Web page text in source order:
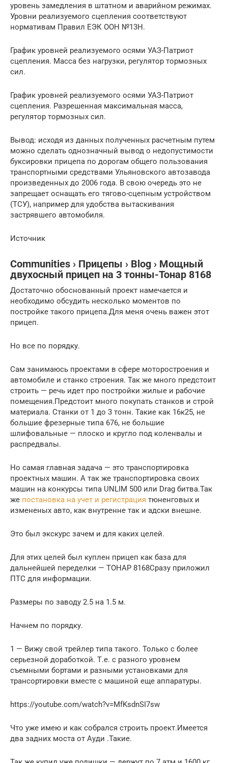
уровень замедления в штатном и аварийном режимах.
Уровни реализуемого сцепления соответствуют
нормативам Правил ЕЭК ООН №13Н.
График уровней реализуемого осями УАЗ-Патриот
сцепления. Масса без нагрузки, регулятор тормозных
сил.
График уровней реализуемого осями УАЗ-Патриот
сцепления. Разрешенная максимальная масса,
регулятор тормозных сил.
Вывод: исходя из данных полученных расчетным путем
можно сделать однозначный вывод о недопустимости
буксировки прицепа по дорогам общего пользования
транспортными средствами Ульяновского автозавода
произведенных до 2006 года. В свою очередь это не
запрещает оснащать его тягово-сцепным устройством
(ТСУ), например для удобства вытаскивания
застрявшего автомобиля.
Источник
Communities › Прицепы › Blog › Мощный
двухосный прицеп на 3 тонны-Тонар 8168
Достаточно обоснованный проект намечается и
необходимо обсудить несколько моментов по
постройке такого прицепа.Для меня очень важен этот
прицеп.
Но все по порядку.
Сам занимаюсь проектами в сфере моторостроения и
автомобиле и станко строения. Так же много предстоит
строить — речь идет про постройки жилые и рабочие
помещения.Предстоит много покупать станков и строй
материала. Станки от 1 до 3 тонн. Такие как 16к25, не
большие фрезерные типа 676, не большие
шлифовальные — плоско и кругло под коленвалы и
распредвалы.
Но самая главная задача — это транспортировка
проектных машин. А так же транспортировка своих
машин на конкурсы типа UNLIM 500 или Drag битва.Так
же постановка на учет и регистрация тюненговых и
измененых авто, как внутренне так и адски внешне.
Это был экскурс зачем и для каких целей.
Для этих целей был куплен прицеп как база для
дальнейшей переделки — ТОНАР 8168Сразу приложил
ПТС для информации.
Размеры по заводу 2.5 на 1.5 м.
Начнем по порядку.
1 — Вижу свой трейлер типа такого. Только с более
серьезной доработкой. Т.е. с разного уровнем
съемными бортами и разными установками для
трансортировки вместе с машиной еще аппаратуры.
https://youtube.com/watch?v=MfKsdnSI7sw
Что уже имею и как собрался строить проект.Имеется
два задних моста от Ауди .Такие.